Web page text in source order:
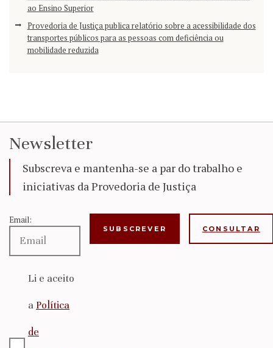
ao Ensino Superior
Provedoria de Justiça publica relatório sobre a acessibilidade dos
transportes públicos para as pessoas com deficiência ou
mobilidade reduzida
Newsletter
Subscreva e mantenha-se a par do trabalho e
iniciativas da Provedoria de Justiça
Email:
Li e aceito
a Política
de
CONSULTAR